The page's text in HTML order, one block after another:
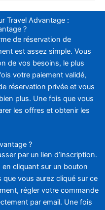
Travel Advantage :
?
de réservation de
est assez simple. Vous
de vos besoins, le plus
votre paiement validé,
réservation privée et vous
plus. Une fois que vous
les offres et obtenir les
?
par un lien d’inscription.
cliquant sur un bouton
vous aurez cliqué sur ce
régler votre commande
par email. Une fois